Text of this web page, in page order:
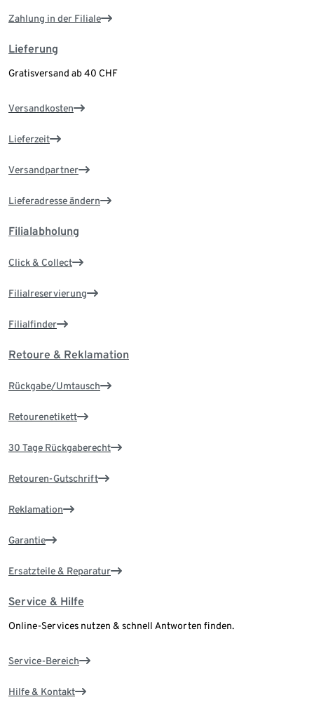
Zahlung in der Filiale
Lieferung
Gratisversand ab 40 CHF
Versandkosten
Lieferzeit
Versandpartner
Lieferadresse ändern
Filialabholung
Click & Collect
Filialreservierung
Filialfinder
Retoure & Reklamation
Rückgabe/Umtausch
Retourenetikett
30 Tage Rückgaberecht
Retouren-Gutschrift
Reklamation
Garantie
Ersatzteile & Reparatur
Service & Hilfe
Online-Services nutzen & schnell Antworten finden.
Service-Bereich
Hilfe & Kontakt